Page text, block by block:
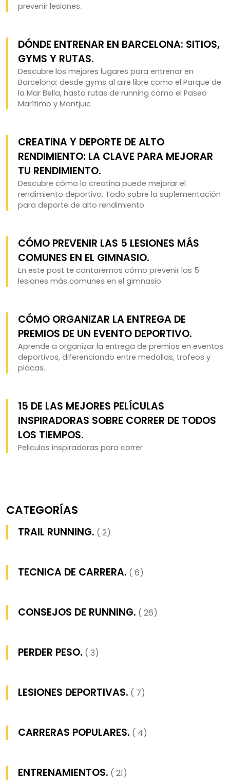
prevenir lesiones.
DÓNDE ENTRENAR EN BARCELONA: SITIOS,
GYMS Y RUTAS.
Descubre los mejores lugares para entrenar en
Barcelona: desde gyms al aire libre como el Parque de
la Mar Bella, hasta rutas de running como el Paseo
Marítimo y Montjuïc
CREATINA Y DEPORTE DE ALTO
RENDIMIENTO: LA CLAVE PARA MEJORAR
TU RENDIMIENTO.
Descubre cómo la creatina puede mejorar el
rendimiento deportivo. Todo sobre la suplementación
para deporte de alto rendimiento.
CÓMO PREVENIR LAS 5 LESIONES MÁS
COMUNES EN EL GIMNASIO.
En este post te contaremos cómo prevenir las 5
lesiones más comunes en el gimnasio
CÓMO ORGANIZAR LA ENTREGA DE
PREMIOS DE UN EVENTO DEPORTIVO.
Aprende a organizar la entrega de premios en eventos
deportivos, diferenciando entre medallas, trofeos y
placas.
15 DE LAS MEJORES PELÍCULAS
INSPIRADORAS SOBRE CORRER DE TODOS
LOS TIEMPOS.
Peliculas inspiradoras para correr
CATEGORÍAS
TRAIL RUNNING. ( 2)
TECNICA DE CARRERA. ( 6)
CONSEJOS DE RUNNING. ( 26)
PERDER PESO. ( 3)
LESIONES DEPORTIVAS. ( 7)
CARRERAS POPULARES. ( 4)
ENTRENAMIENTOS. ( 21)